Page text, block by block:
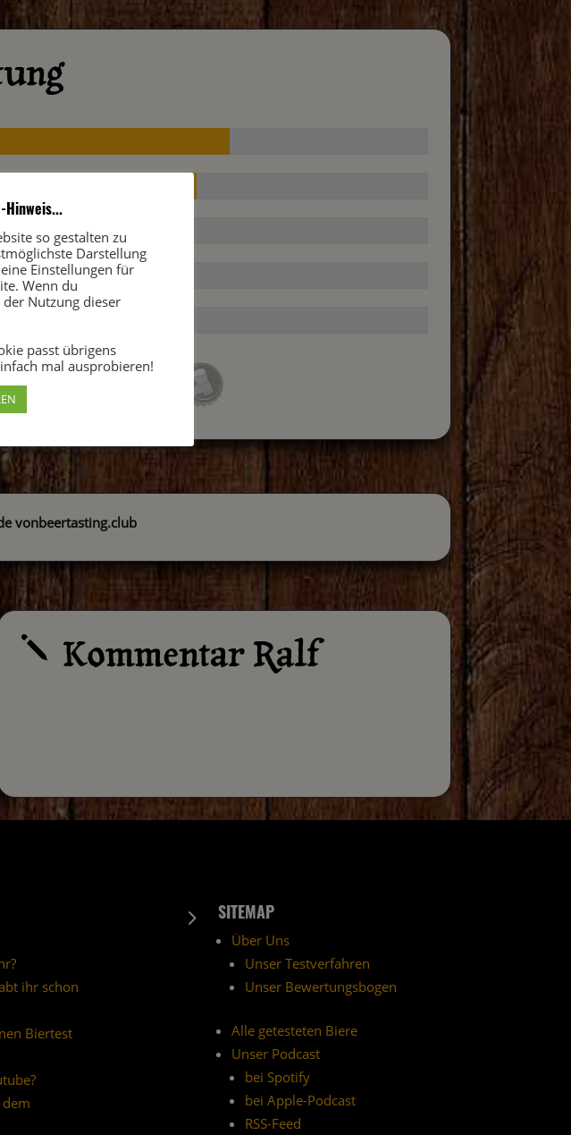
vonbeertasting.club
j Kommentar Ralf
ihr schon
Biertest
5 SITEMAP
Über Uns
Unser Testverfahren
Unser Bewertungsbogen
Alle getesteten Biere
Unser Podcast
bei Spotify
bei Apple-Podcast
RSS-Feed
so gestalten zu
Darstellung
Einstellungen für
Wenn du
der Nutzung dieser
passt übrigens
mal ausprobieren!